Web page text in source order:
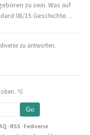
zu sein. Was auf
08/15 Geschichte…
zu antworten.
🫧
Go
·RSS ·Fediverse